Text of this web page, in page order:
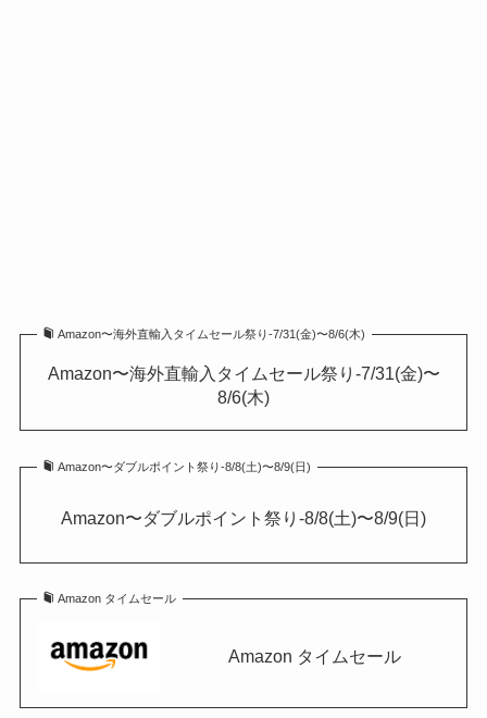
Amazon〜海外直輸入タイムセール祭り-7/31(金)〜8/6(木)
Amazon〜海外直輸入タイムセール祭り-7/31(金)〜
8/6(木)
Amazon〜ダブルポイント祭り-8/8(土)〜8/9(日)
Amazon〜ダブルポイント祭り-8/8(土)〜8/9(日)
Amazon タイムセール
Amazon タイムセール